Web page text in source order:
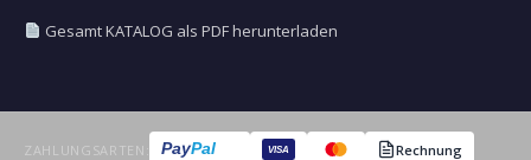
Gesamt KATALOG als PDF herunterladen
ZAHLUNGSARTEN: PayPal VISA Rechnung